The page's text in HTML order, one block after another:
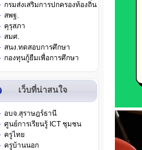
กรมส่งเสริมการปกครองท้องถิ่น
สพฐ.
คุรุสภา
สมศ.
สนง.ทดสอบการศึกษา
กองทุนกู้ยืมเพื่อการศึกษา
เว็บที่น่าสนใจ
อบจ.สุราษฎร์ธานี
ศูนย์การเรียนรู้ ICT ชุมชน
ครูไทย
ครูบ้านนอก